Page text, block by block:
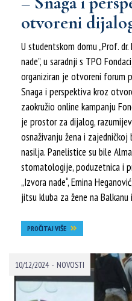
otvoreni
U studentskom domu „Prof. dr.
nade”, u saradnji s TPO
organiziran je otvoreni forum
Snaga i perspektiva kroz
zaokružio online kampanju
je prostor za dijalog,
osnaživanju žena i
nasilja. Panelistice su bile
stomatologije, poduzetnica i
„Izvora nade“, Emina
jitsu kluba za žene na
PROČITAJ VIŠE
10/12/2024 - NOVOSTI